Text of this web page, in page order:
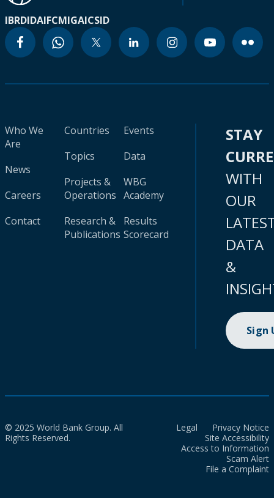
IBRDIDAIFCMIGAICSID
Who We
Are
News
Careers
Contact
Countries
Topics
Projects &
Operations
Research &
Publications
Events
Data
WBG
Academy
Results
Scorecard
STAY
WITH
OUR
DATA
&
Sign
© 2025 World Bank Group. All
Rights Reserved.
Legal
Privacy Notice
Site Accessibility
Access to Information
Scam Alert
File a Complaint